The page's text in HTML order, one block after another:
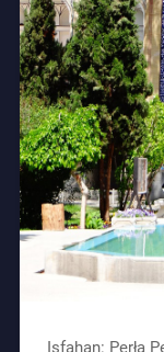
Isfahan: Perła